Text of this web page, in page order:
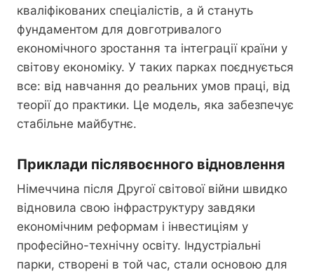
кваліфікованих спеціалістів, а й стануть
фундаментом для довготривалого
економічного зростання та інтеграції країни у
світову економіку. У таких парках поєднується
все: від навчання до реальних умов праці, від
теорії до практики. Це модель, яка забезпечує
стабільне майбутнє.
Приклади післявоєнного відновлення
Німеччина після Другої світової війни швидко
відновила свою інфраструктуру завдяки
економічним реформам і інвестиціям у
професійно-технічну освіту. Індустріальні
парки, створені в той час, стали основою для